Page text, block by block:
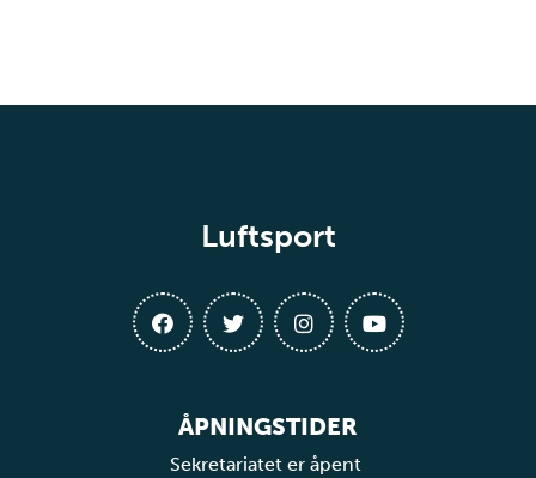
Luftsport
ÅPNINGSTIDER
Sekretariatet er åpent